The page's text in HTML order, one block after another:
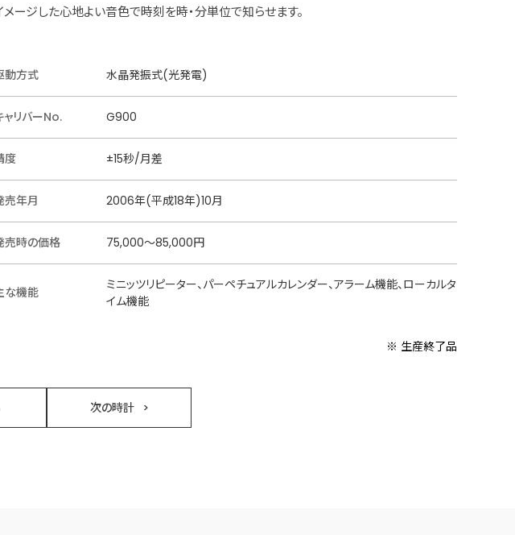
メージした心地よい音色で時刻を時・分単位で知らせます。
動方式 水晶発振式(光発電)
ャリバーNo. G900
度 ±15秒/月差
売年月 2006年(平成18年)10月
売時の価格 75,000〜85,000円
な機能
ミニッツリピーター、パーペチュアルカレンダー、アラーム機能、ローカルタ
イム機能
※ 生産終了品
次の時計